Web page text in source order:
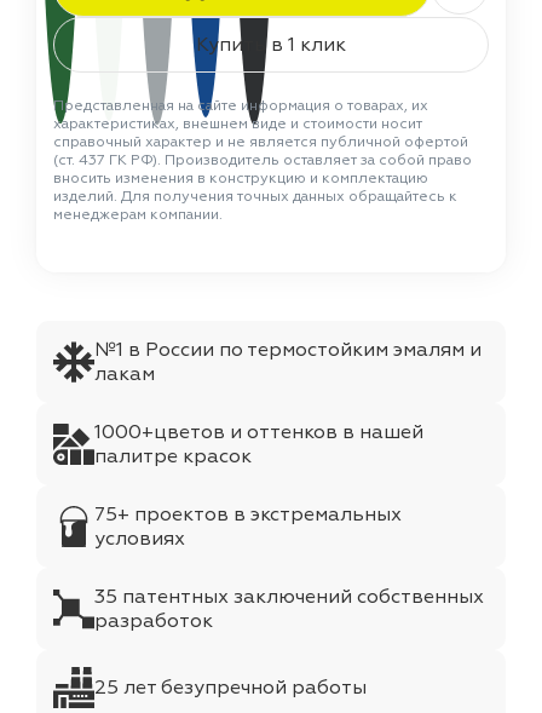
Купить в 1 клик
Представленная на сайте информация о товарах, их
характеристиках, внешнем виде и стоимости носит
справочный характер и не является публичной офертой
(ст. 437 ГК РФ). Производитель оставляет за собой право
вносить изменения в конструкцию и комплектацию
изделий. Для получения точных данных обращайтесь к
менеджерам компании.
№1 в России по термостойким эмалям и
лакам
1000+цветов и оттенков в нашей
палитре красок
75+ проектов в экстремальных
условиях
35 патентных заключений собственных
разработок
25 лет безупречной работы